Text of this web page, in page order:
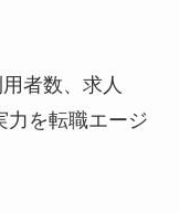
用者数、求人
力を転職エージ